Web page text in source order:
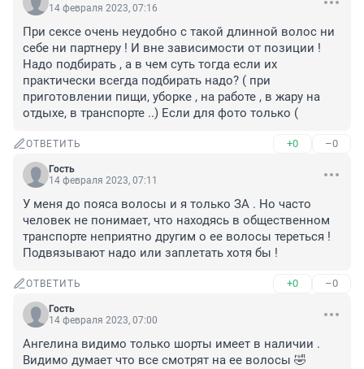
14 февраля 2023, 07:16
При сексе очень неудобно с такой длинной волос ни
себе ни партнеру ! И вне зависимости от позиции !
Надо подбирать , а в чем суть тогда если их
практически всегда подбирать надо? ( при
приготовлении пищи, уборке , на работе , в жару на
отдыхе, в транспорте ..) Если для фото только (
ОТВЕТИТЬ +0 –0
Гость
14 февраля 2023, 07:11
У меня до пояса волосы и я только ЗА . Но часто
человек не понимает, что находясь в общественном
транспорте неприятно другим о ее волосы тереться !
Подвязывают надо или заплетать хотя бы !
ОТВЕТИТЬ +0 –0
Гость
14 февраля 2023, 07:00
Ангелина видимо только шорты имеет в наличии .
Видимо думает что все смотрят на ее волосы 🤣